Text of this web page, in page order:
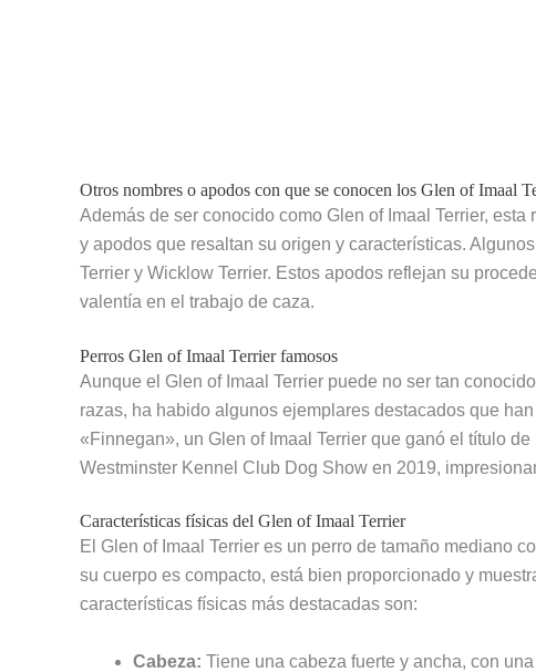
Otros nombres o apodos con que se conocen los Glen of Imaal
Además de ser conocido como Glen of Imaal Terrier,
y apodos que resaltan su origen y características.
Terrier y Wicklow Terrier. Estos apodos reflejan su
valentía en el trabajo de caza.
Perros Glen of Imaal Terrier famosos
Aunque el Glen of Imaal Terrier puede no ser tan
razas, ha habido algunos ejemplares destacados que
«Finnegan», un Glen of Imaal Terrier que ganó el título
Westminster Kennel Club Dog Show en 2019,
Características físicas del Glen of Imaal Terrier
El Glen of Imaal Terrier es un perro de tamaño mediano
su cuerpo es compacto, está bien proporcionado y
características físicas más destacadas son:
Cabeza: Tiene una cabeza fuerte y ancha, con